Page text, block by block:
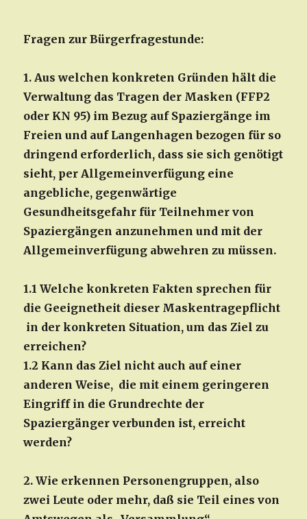
Fragen zur Bürgerfragestunde:
1. Aus welchen konkreten Gründen hält die
Verwaltung das Tragen der Masken (FFP2
oder KN 95) im Bezug auf Spaziergänge im
Freien und auf Langenhagen bezogen für so
dringend erforderlich, dass sie sich genötigt
sieht, per Allgemeinverfügung eine
angebliche, gegenwärtige
Gesundheitsgefahr für Teilnehmer von
Spaziergängen anzunehmen und mit der
Allgemeinverfügung abwehren zu müssen.
1.1 Welche konkreten Fakten sprechen für
die Geeignetheit dieser Maskentragepflicht
in der konkreten Situation, um das Ziel zu
erreichen?
1.2 Kann das Ziel nicht auch auf einer
anderen Weise, die mit einem geringeren
Eingriff in die Grundrechte der
Spaziergänger verbunden ist, erreicht
werden?
2. Wie erkennen Personengruppen, also
zwei Leute oder mehr, daß sie Teil eines von